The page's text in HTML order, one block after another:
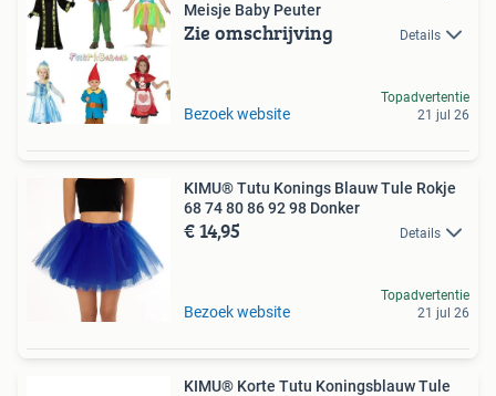
Meisje Baby Peuter
Zie omschrijving Details
Bezoek website
Topadvertentie
21 jul 26
KIMU® Tutu Konings Blauw Tule Rokje
68 74 80 86 92 98 Donker
€ 14,95 Details
Bezoek website
Topadvertentie
21 jul 26
KIMU® Korte Tutu Koningsblauw Tule